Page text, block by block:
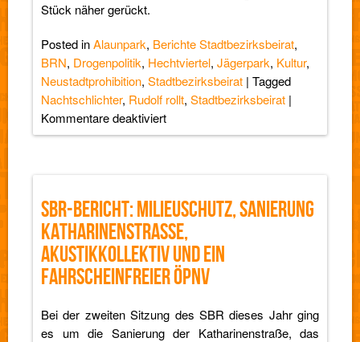
Stück näher gerückt.
Posted inAlaunpark, Berichte Stadtbezirksbeirat,
BRN, Drogenpolitik, Hechtviertel, Jägerpark, Kultur,
Neustadtprohibition, Stadtbezirksbeirat | Tagged
Nachtschlichter, Rudolf rollt, Stadtbezirksbeirat |
Kommentare deaktiviertfür
SBR-
rollt
und
eine
Road-
Show
SBR-BERICHT: MILIEUSCHUTZ, SANIERUNG
KATHARINENSTRASSE, A
KUSTIKKOLLEKTIV UND EIN F
AHRSCHEINFREIER ÖPNV
Bei der zweiten Sitzung des SBR dieses Jahr ging
es um die Sanierung der Katharinenstraße, das